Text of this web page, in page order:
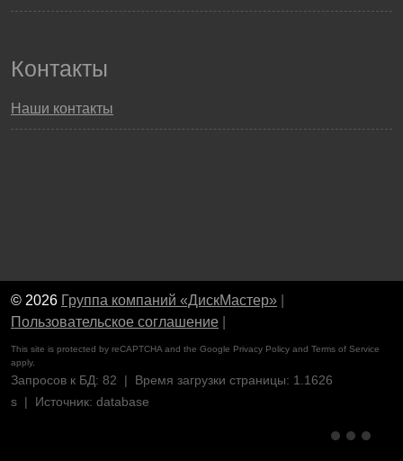
Контакты
Наши контакты
© 2026 Группа компаний «ДискМастер»
Пользовательское соглашение
This site is protected by reCAPTCHA and the Google Privacy Policy and Terms of Service
apply.
Запросов к БД: 82 | Время загрузки страницы: 1.1626
s | Источник: database